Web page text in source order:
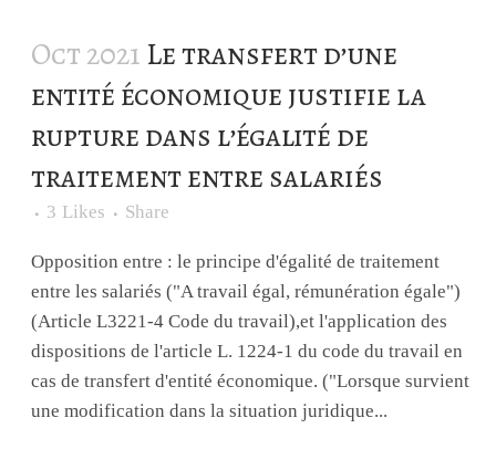
Oct 2021 Le transfert d’une
entité économique justifie la
rupture dans l’égalité de
traitement entre salariés
3 Likes Share
Opposition entre : le principe d'égalité de traitement
entre les salariés ("A travail égal, rémunération égale")
(Article L3221-4 Code du travail),et l'application des
dispositions de l'article L. 1224-1 du code du travail en
cas de transfert d'entité économique. ("Lorsque survient
une modification dans la situation juridique...